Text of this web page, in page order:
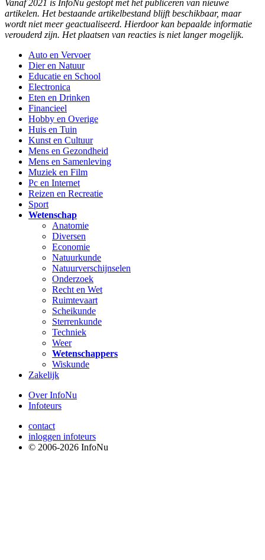
Vanaf 2021 is InfoNu gestopt met het publiceren van nieuwe
artikelen. Het bestaande artikelbestand blijft beschikbaar, maar
wordt niet meer geactualiseerd. Hierdoor kan bepaalde informatie
verouderd zijn. Het plaatsen van reacties is niet langer mogelijk.
Auto en Vervoer
Dier en Natuur
Educatie en School
Electronica
Eten en Drinken
Financieel
Hobby en Overige
Huis en Tuin
Kunst en Cultuur
Mens en Gezondheid
Mens en Samenleving
Muziek en Film
Pc en Internet
Reizen en Recreatie
Sport
Wetenschap
Anatomie
Diversen
Economie
Natuurkunde
Natuurverschijnselen
Onderzoek
Recht en Wet
Ruimtevaart
Scheikunde
Sterrenkunde
Techniek
Weer
Wetenschappers
Wiskunde
Zakelijk
Over InfoNu
Infoteurs
contact
inloggen infoteurs
© 2006-2026 InfoNu